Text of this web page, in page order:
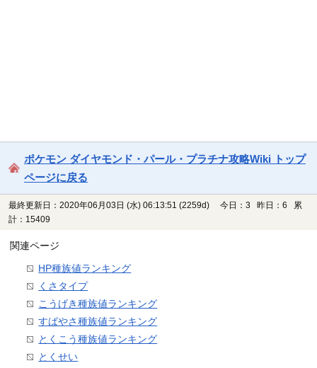
ポケモン ダイヤモンド・パール・プラチナ攻略Wiki トップ
ページに戻る
最終更新日：2020年06月03日 (水) 06:13:51 (2259d)
今日：3 昨日：6 累
計：15409
関連ページ
HP種族値ランキング
くさタイプ
こうげき種族値ランキング
すばやさ種族値ランキング
とくこう種族値ランキング
とくせい